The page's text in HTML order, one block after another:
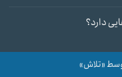
دارد؟
«تلاش»